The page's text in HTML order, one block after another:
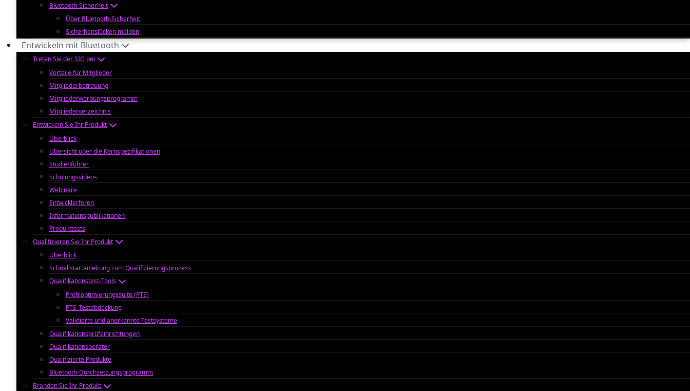
Bluetooth-Sicherheit
Über Bluetooth-Sicherheit
Sicherheitslücken melden
Entwickeln mit Bluetooth
Treten Sie der SIG bei
Vorteile für Mitglieder
Mitgliederbetreuung
Mitgliederwerbungsprogramm
Mitgliederverzeichnis
Entwickeln Sie Ihr Produkt
Überblick
Übersicht über die Kernspezifikationen
Studienführer
Schulungsvideos
Webinare
Entwicklerforen
Informationspublikationen
Produkttests
Qualifizieren Sie Ihr Produkt
Überblick
Schnellstartanleitung zum Qualifizierungsprozess
Qualifikationstest-Tools
Profiloptimierungssuite (PTS)
PTS-Testabdeckung
Validierte und anerkannte Testsysteme
Qualifikationsprüfeinrichtungen
Qualifikationsberater
Qualifizierte Produkte
Bluetooth-Durchsetzungsprogramm
Branden Sie Ihr Produkt